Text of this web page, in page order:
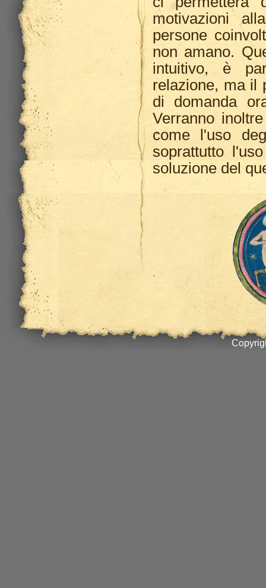
motivazioni
persone
non amano.
intuitivo, è
relazione, ma il
di domanda
Verranno
come l'uso
soprattutto
soluzione del